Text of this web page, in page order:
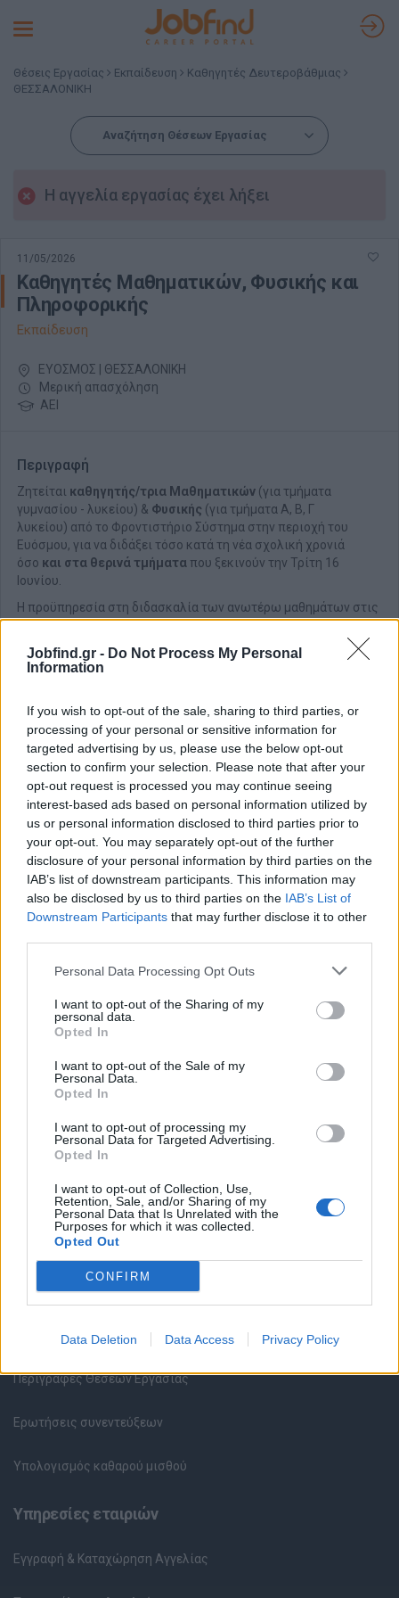
Jobfind.gr - Do Not Process My Personal
Information
If you wish to opt-out of the sale, sharing to third parties, or
processing of your personal or sensitive information for
targeted advertising by us, please use the below opt-out
section to confirm your selection. Please note that after your
opt-out request is processed you may continue seeing
interest-based ads based on personal information utilized by
us or personal information disclosed to third parties prior to
your opt-out. You may separately opt-out of the further
disclosure of your personal information by third parties on the
IAB’s list of downstream participants. This information may
also be disclosed by us to third parties on the IAB’s List of
Downstream Participants that may further disclose it to other
Personal Data Processing Opt Outs
I want to opt-out of the Sharing of my
personal data.
Opted In
I want to opt-out of the Sale of my
Personal Data.
Opted In
I want to opt-out of processing my
Personal Data for Targeted Advertising.
Opted In
I want to opt-out of Collection, Use,
Retention, Sale, and/or Sharing of my
Personal Data that Is Unrelated with the
Purposes for which it was collected.
Opted Out
CONFIRM
Data Deletion Data Access Privacy Policy
Toggle
Θέσεις Εργασίας Εκπαίδευση
Καθηγητές Δευτεροβάθμιας
ΘΕΣΣΑΛΟΝΙΚΗ
Αναζήτηση Θέσεων Εργασίας
Η αγγελία εργασίας έχει λήξει
11/05/2026
Καθηγητές Μαθηματικών, Φυσικής και
Πληροφορικής
Εκπαίδευση
ΕΥΟΣΜΟΣ | ΘΕΣΣΑΛΟΝΙΚΗ
Μερική απασχόληση
ΑΕΙ
Περιγραφή
Ζητείται καθηγητής/τρια Μαθηματικών (για τμήματα
γυμνασίου - λυκείου) & Φυσικής (για τμήματα Α, Β, Γ
λυκείου) από το Φροντιστήριο Σύστημα στην περιοχή του
Ευόσμου, για να διδάξει τόσο κατά τη νέα σχολική χρονιά
όσο και στα θερινά τμήματα που ξεκινούν την Τρίτη 16
Ιουνίου.
Η προϋπηρεσία στη διδασκαλία των ανωτέρω μαθημάτων στις
προαναφερθείσες τάξεις κρίνεται απαραίτητη.
Θα χαρούμε να μας στείλετε το βιογραφικό σας και να
μιλήσουμε μαζί σας!
Θέσεις εργασίας
Όλες οι Θέσεις Εργασίας
Θέσεις Εργασίας ανά Ειδικότητα
Κέντρο Βοήθειας
Υπηρεσίες υποψηφίων
Καταχώρηση Online Βιογραφικού
HR corner
Περιγραφές Θέσεων Εργασίας
Ερωτήσεις συνεντεύξεων
Υπολογισμός καθαρού μισθού
Υπηρεσίες εταιριών
Εγγραφή & Καταχώρηση Αγγελίας